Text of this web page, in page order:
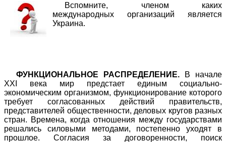
Вспомните, членом каких
международных организаций является
Украина.
ФУНКЦИОНАЛЬНОЕ РАСПРЕДЕЛЕНИЕ.
В начале
XXI века мир предстает единым социально-
экономическим организмом, функционирование которого
требует согласованных действий правительств,
представителей общественности, деловых кругов разных
стран. Времена, когда отношения между государствами
решались силовыми методами, постепенно уходят в
прошлое. Согласия за договоренности, поиск